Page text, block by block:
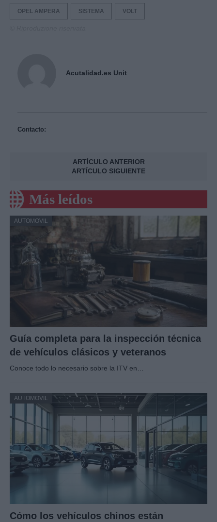
OPEL AMPERA SISTEMA VOLT
Acutalidad.es Unit
Contacto:
ARTÍCULO ANTERIOR
ARTÍCULO SIGUIENTE
Más leídos
AUTOMOVIL
Guía completa para la inspección técnica
de vehículos clásicos y veteranos
Conoce todo lo necesario sobre la ITV en…
AUTOMOVIL
Cómo los vehículos chinos están